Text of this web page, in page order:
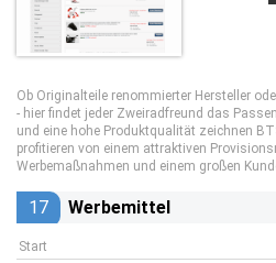
Ob Originalteile renommierter Hersteller
- hier findet jeder Zweiradfreund das
und eine hohe Produktqualität zeichnen
profitieren von einem attraktiven
Werbemaßnahmen und einem großen
17 Werbemittel
Start